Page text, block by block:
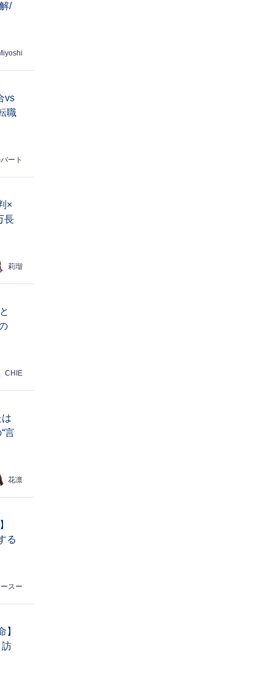
/
vs
職
ート
×
長
莉瑠
CHIE
言
花凛
る
スー
】
訪